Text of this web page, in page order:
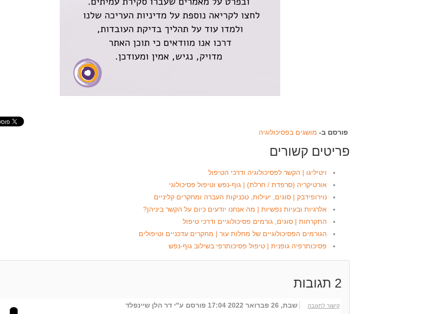
פורסם ב- מושגים בפסיכולוגיה
פריטים קשורים
ויטיליגו | הקשר לפסיכולוגיה ודרכי הטיפול
אורטיקריה (סרפדת / חרלת) | גוף-נפש וטיפול פסיכולוגי
נוירופידבק | סוגים, יעילות, טכניקות העברה ומחקרים קליניים
אלרגיות ובעיות נפשיות | מה אנחנו יודעים כיום על הקשר ביניהן?
התקרחות | סוגים, גורמים פסיכולוגיים ודרכי טיפול
הגורמים הפסיכולוגיים של מחלות עור | מחקרים עדכניים וטיפולים
פסיכותרפיה גופנית | טיפול פסיכותרפי בשילוב גוף-נפש
2 תגובות
קישור לתגובה שבת, 26 פברואר 2022 17:04 פורסם ע"י דר הלן שיינפלד